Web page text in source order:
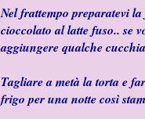
Nel frattempo preparatevi
cioccolato al latte fuso.. se
aggiungere qualche
Tagliare a metà la torta e
frigo per una notte così